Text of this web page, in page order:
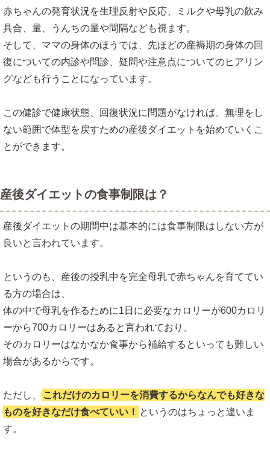
赤ちゃんの発育状況を生理反射や反応、ミルクや母乳の飲み
具合、量、うんちの量や間隔なども視ます。
そして、ママの身体のほうでは、先ほどの産褥期の身体の回
復についての内診や問診、疑問や注意点についてのヒアリン
グなども行うことになっています。
この健診で健康状態、回復状況に問題がなければ、無理をし
ない範囲で体型を戻すための産後ダイエットを始めていくこ
とができます。
産後ダイエットの食事制限は？
産後ダイエットの期間中は基本的には食事制限はしない方が
良いと言われています。
というのも、産後の授乳中を完全母乳で赤ちゃんを育ててい
る方の場合は、
体の中で母乳を作るために1日に必要なカロリーが600カロリ
ーから700カロリーはあると言われており、
そのカロリーはなかなか食事から補給するといっても難しい
場合があるからです。
ただし、
これだけのカロリーを消費するからなんでも好きな
ものを好きなだけ食べていい！ というのはちょっと違いま
す。